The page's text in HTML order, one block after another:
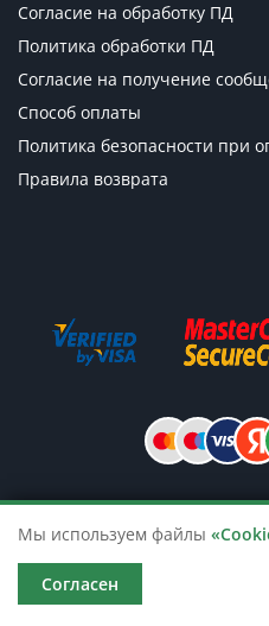
Согласие на обработку ПД
Политика обработки ПД
Согласие на получение
Способ оплаты
Политика безопасности при
Правила возврата
© 2026
и автобусных
Мы используем файлы
Согласен